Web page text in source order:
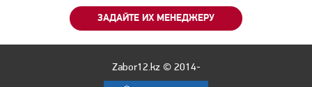
ЗАДАЙТЕ ИХ МЕНЕДЖЕРУ
Zabor12.kz © 2014-